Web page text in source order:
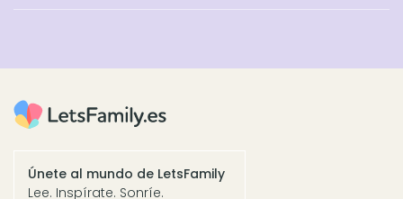
Únete al mundo de LetsFamily
Lee. Inspírate. Sonríe.